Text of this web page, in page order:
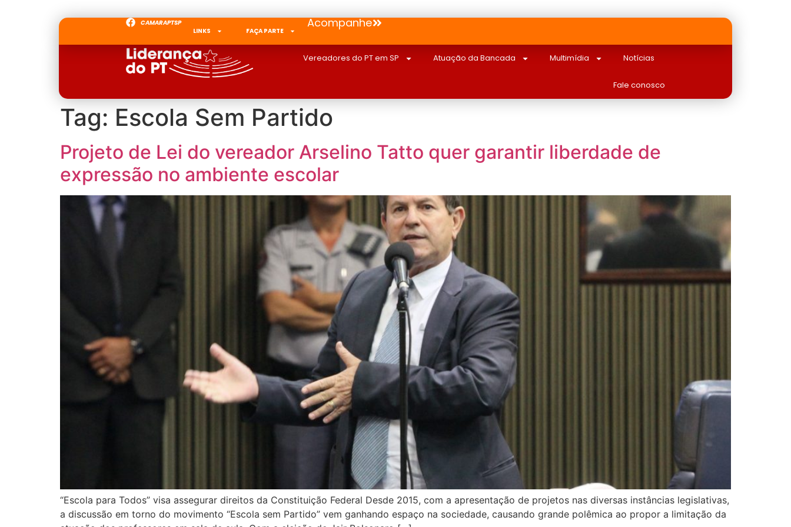
CAMARAPTSP
LINKS
FAÇA PARTE
Acompanhe
Vereadores do PT em SP Atuação da Bancada Multimídia Notícias
Fale conosco
Tag: Escola Sem Partido
Projeto de Lei do vereador Arselino Tatto quer garantir liberdade de
expressão no ambiente escolar
“Escola para Todos” visa assegurar direitos da Constituição Federal Desde 2015, com a apresentação de projetos nas diversas instâncias legislativas,
a discussão em torno do movimento “Escola sem Partido” vem ganhando espaço na sociedade, causando grande polêmica ao propor a limitação da